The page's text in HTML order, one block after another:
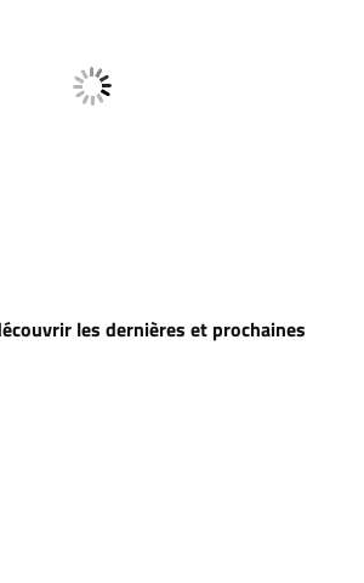
les dernières et prochaines